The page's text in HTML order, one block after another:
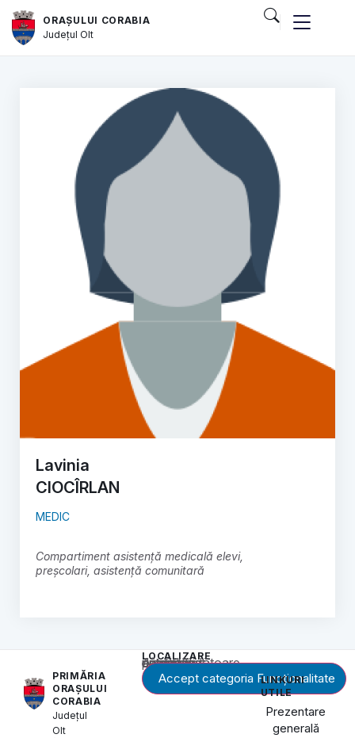
ORAȘULUI CORABIA
JudețulOlt
Lavinia
CIOCÎRLAN
MEDIC
Compartiment asistență medicală elevi,
preșcolari, asistență comunitară
PRIMĂRIA
ORAȘULUI
CORABIA
Județul
Olt
LOCALIZARE
Acest conținut este blocat până când acceptați categoria corespunzătoare de cookie-uri.
Accept categoria Funcționalitate
LINKURI
UTILE
Prezentare
generală